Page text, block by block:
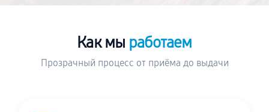
Как мы работаем
Прозрачный процесс от приёма до выдачи